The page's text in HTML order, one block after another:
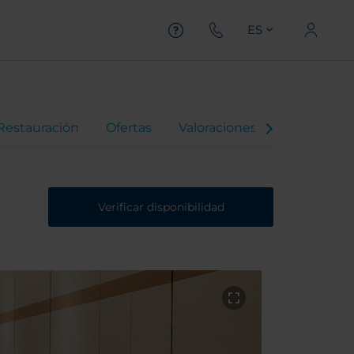
ES
Ofertas Valoraciones
Verificar disponibilidad